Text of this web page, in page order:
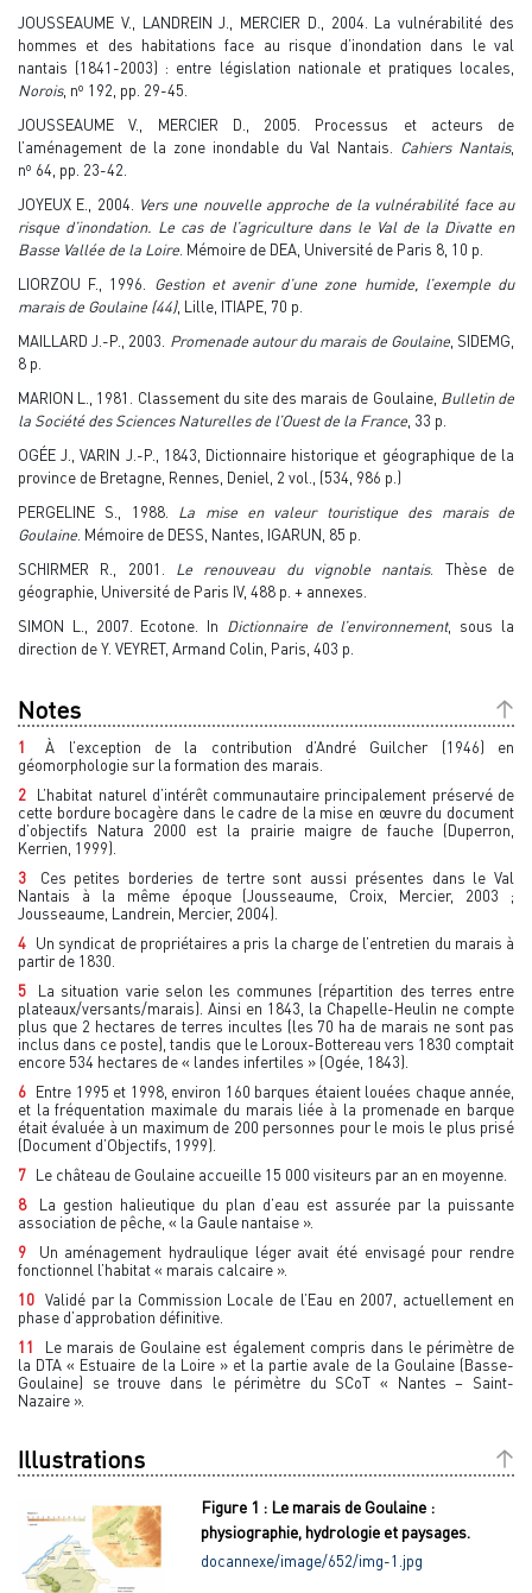
JOUSSEAUME V., LANDREIN J., MERCIER D., 2004. La vulnérabilité des
hommes et des habitations face au risque d’inondation dans le val
nantais (1841-2003) : entre législation nationale et pratiques locales,
Norois, no 192, pp. 29-45.
JOUSSEAUME V., MERCIER D., 2005. Processus et acteurs de
l’aménagement de la zone inondable du Val Nantais. Cahiers Nantais,
no 64, pp. 23-42.
JOYEUX E., 2004. Vers une nouvelle approche de la vulnérabilité face au
risque d’inondation. Le cas de l’agriculture dans le Val de la Divatte en
Basse Vallée de la Loire. Mémoire de DEA, Université de Paris 8, 10 p.
LIORZOU F., 1996. Gestion et avenir d’une zone humide, l’exemple du
marais de Goulaine (44), Lille, ITIAPE, 70 p.
MAILLARD J.-P., 2003. Promenade autour du marais de Goulaine, SIDEMG,
8 p.
MARION L., 1981. Classement du site des marais de Goulaine, Bulletin de
la Société des Sciences Naturelles de l’Ouest de la France, 33 p.
OGÉE J., VARIN J.-P., 1843, Dictionnaire historique et géographique de la
province de Bretagne, Rennes, Deniel, 2 vol., (534, 986 p.)
PERGELINE S., 1988. La mise en valeur touristique des marais de
Goulaine. Mémoire de DESS, Nantes, IGARUN, 85 p.
SCHIRMER R., 2001. Le renouveau du vignoble nantais. Thèse de
géographie, Université de Paris IV, 488 p. + annexes.
SIMON L., 2007. Ecotone. In Dictionnaire de l’environnement, sous la
direction de Y. VEYRET, Armand Colin, Paris, 403 p.
Notes
1
À l’exception de la contribution d’André Guilcher (1946) en
géomorphologie sur la formation des marais.
2
L’habitat naturel d’intérêt communautaire principalement préservé de
cette bordure bocagère dans le cadre de la mise en œuvre du document
d’objectifs Natura 2000 est la prairie maigre de fauche (Duperron,
Kerrien, 1999).
3
Ces petites borderies de tertre sont aussi présentes dans le Val
Nantais à la même époque (Jousseaume, Croix, Mercier, 2003 ;
Jousseaume, Landrein, Mercier, 2004).
4 Un syndicat de propriétaires a pris la charge de l’entretien du marais à
partir de 1830.
5
La situation varie selon les communes (répartition des terres entre
plateaux/versants/marais). Ainsi en 1843, la Chapelle-Heulin ne compte
plus que 2 hectares de terres incultes (les 70 ha de marais ne sont pas
inclus dans ce poste), tandis que le Loroux-Bottereau vers 1830 comptait
encore 534 hectares de « landes infertiles » (Ogée, 1843).
6 Entre 1995 et 1998, environ 160 barques étaient louées chaque année,
et la fréquentation maximale du marais liée à la promenade en barque
était évaluée à un maximum de 200 personnes pour le mois le plus prisé
(Document d’Objectifs, 1999).
7 Le château de Goulaine accueille 15 000 visiteurs par an en moyenne.
8
La gestion halieutique du plan d’eau est assurée par la puissante
association de pêche, « la Gaule nantaise ».
9
Un aménagement hydraulique léger avait été envisagé pour rendre
fonctionnel l’habitat « marais calcaire ».
10 Validé par la Commission Locale de l’Eau en 2007, actuellement en
phase d’approbation définitive.
11
Le marais de Goulaine est également compris dans le périmètre de
la DTA « Estuaire de la Loire » et la partie avale de la Goulaine (Basse-
Goulaine) se trouve dans le périmètre du SCoT « Nantes – Saint-
Nazaire ».
Illustrations
Figure 1 : Le marais de Goulaine :
physiographie, hydrologie et paysages.
docannexe/image/652/img-1.jpg